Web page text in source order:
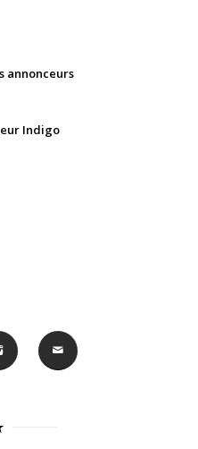
annonceurs
Indigo